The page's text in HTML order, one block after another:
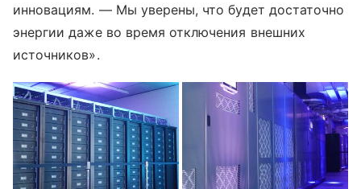
инновациям. — Мы уверены, что будет достаточно
энергии даже во время отключения внешних
источников».